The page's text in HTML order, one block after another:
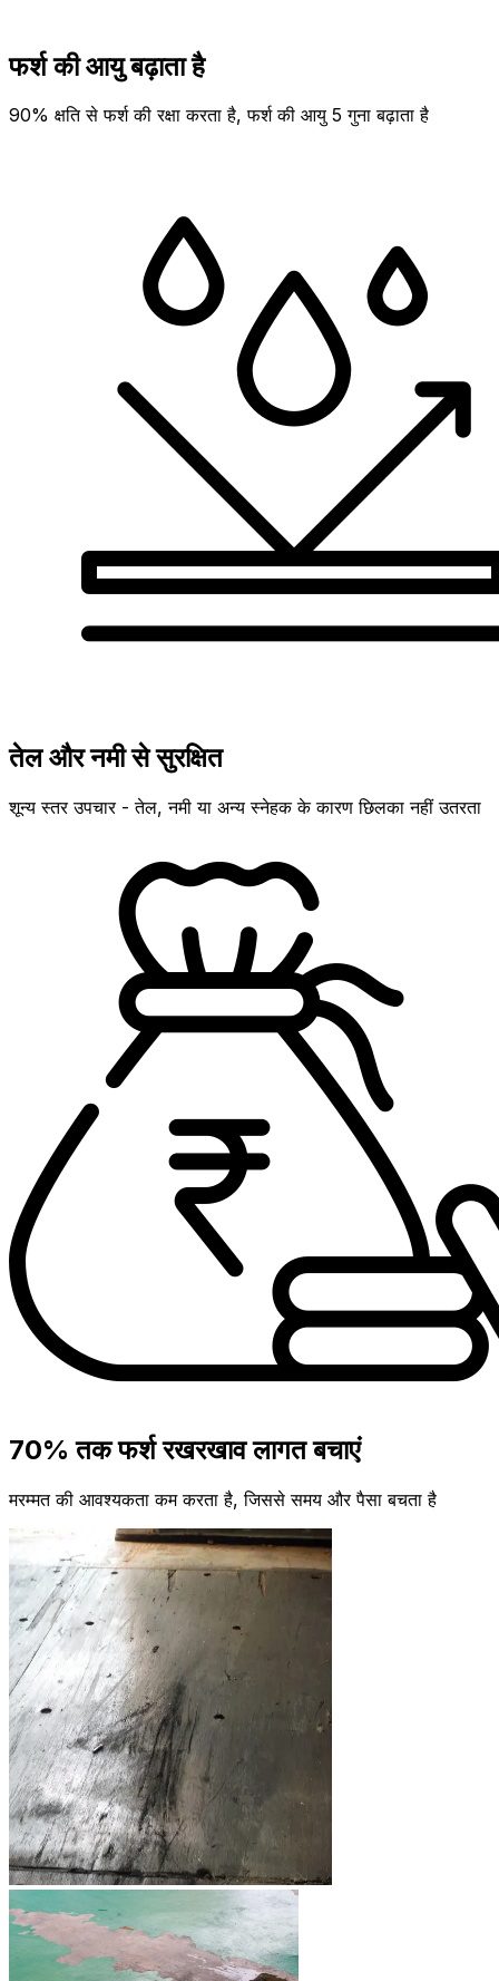
फर्श की आयु बढ़ाता है
90% क्षति से फर्श की रक्षा करता है, फर्श की आयु 5 गुना बढ़ाता है
तेल और नमी से सुरक्षित
शून्य स्तर उपचार - तेल, नमी या अन्य स्नेहक के कारण छिलका नहीं उतरता
70% तक फर्श रखरखाव लागत बचाएं
मरम्मत की आवश्यकता कम करता है, जिससे समय और पैसा बचता है